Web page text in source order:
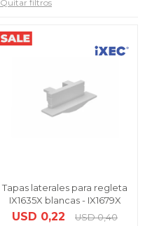
Quitar filtros
Tapas laterales para regleta
IX1635X blancas - IX1679X
USD 0,22 USD 0,40